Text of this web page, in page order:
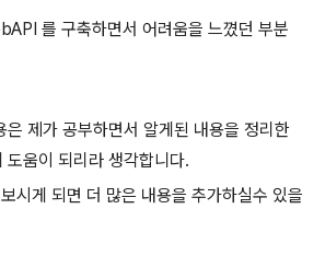
를 구축하면서 어려움을 느꼈던 부분
은 제가 공부하면서 알게된 내용을 정리한
도움이 되리라 생각합니다.
시게 되면 더 많은 내용을 추가하실수 있을